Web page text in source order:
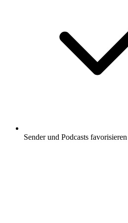
Sender und Podcasts favorisieren